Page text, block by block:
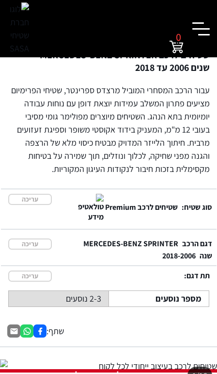
0
שטיחים לרכב MERCEDES-BENZ SPRINTER
שנים 2006 עד 2018
עבור הרכב המסחרי המוביל מרצדס ספרינטר, שטיחי הפרימיום
מציעים פתרון המשלב עמידות יוצאת דופן עם נוחות עבודה
יומיומית בתא הנהג. השטיחים מיוצרים מפולימר גומי מסיבי
בעובי 12 מ"מ, המעניק בידוד אקוסטי משופר וספיגת זעזועים
מרבית. חיתוך הלייזר המדויק מבטיח כיסוי מלא של הרצפה
והגנה מפני שחיקה, לכלוך ונוזלים, תוך שמירה על בטיחות
מקסימלית בזכות חיבור לנקודות העיגון המקוריות.
סוג שטיח: שטיחים לרכב Premium
עריכה
דגם הרכב MERCEDES-BENZ SPRINTER
שנה 2018-2006
עריכה
תת דגם: עריכה
מספר נוסעים 2-3 נוסעים
שתף: